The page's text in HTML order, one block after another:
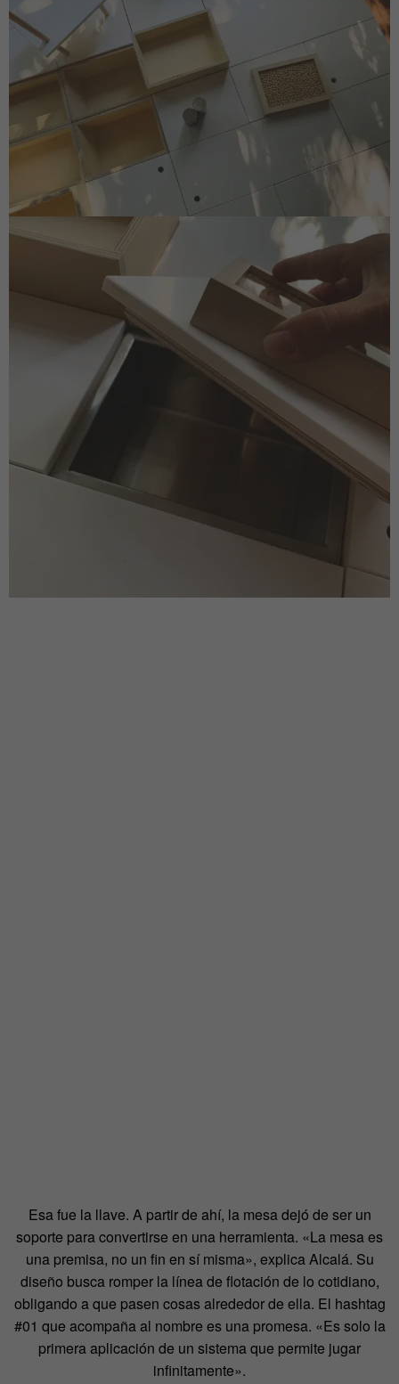
Esa fue la llave. A partir de ahí, la mesa dejó de ser un
soporte para convertirse en una herramienta. «La mesa es
una premisa, no un fin en sí misma», explica Alcalá. Su
diseño busca romper la línea de flotación de lo cotidiano,
obligando a que pasen cosas alrededor de ella. El hashtag
#01 que acompaña al nombre es una promesa. «Es solo la
primera aplicación de un sistema que permite jugar
infinitamente».